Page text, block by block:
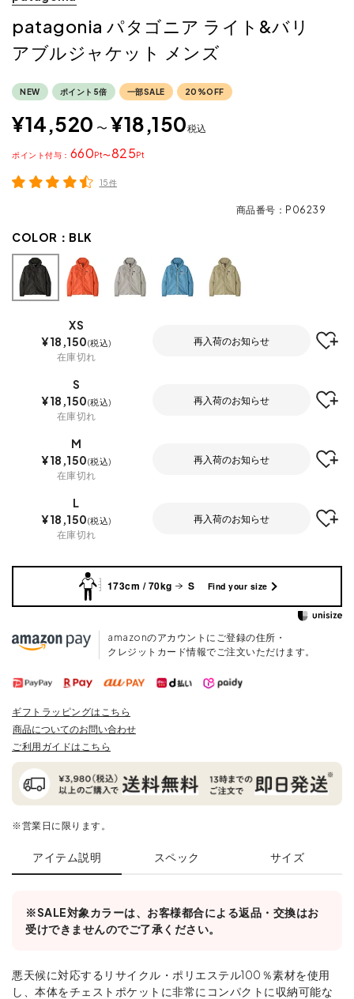
patagonia パタゴニア ライト&バリ
アブルジャケット メンズ
NEW ポイント5倍 一部SALE 20%OFF
¥14,520 〜 ¥18,150税込
660 〜825
ポイント
15件
商品番号 P06239
COLOR： BLK
XS
¥18,150 税込
在庫切れ
再入荷のお知らせ
S
¥18,150 税込
在庫切れ
再入荷のお知らせ
M
¥18,150 税込
在庫切れ
再入荷のお知らせ
L
¥18,150 税込
在庫切れ
再入荷のお知らせ
173cm / 70kg S Find your size
amazonのアカウントにご登録の住所・
クレジットカード情報でご注文いただけます。
ギフトラッピングはこちら
商品についてのお問い合わせ
ご利用ガイドはこちら
※営業日に限ります。
アイテム説明 スペック サイズ
※SALE対象カラーは、お客様都合による返品・交換はお
受けできませんのでご了承ください。
悪天候に対応するリサイクル・ポリエステル100％素材を使用
し、本体をチェストポケットに非常にコンパクトに収納可能な